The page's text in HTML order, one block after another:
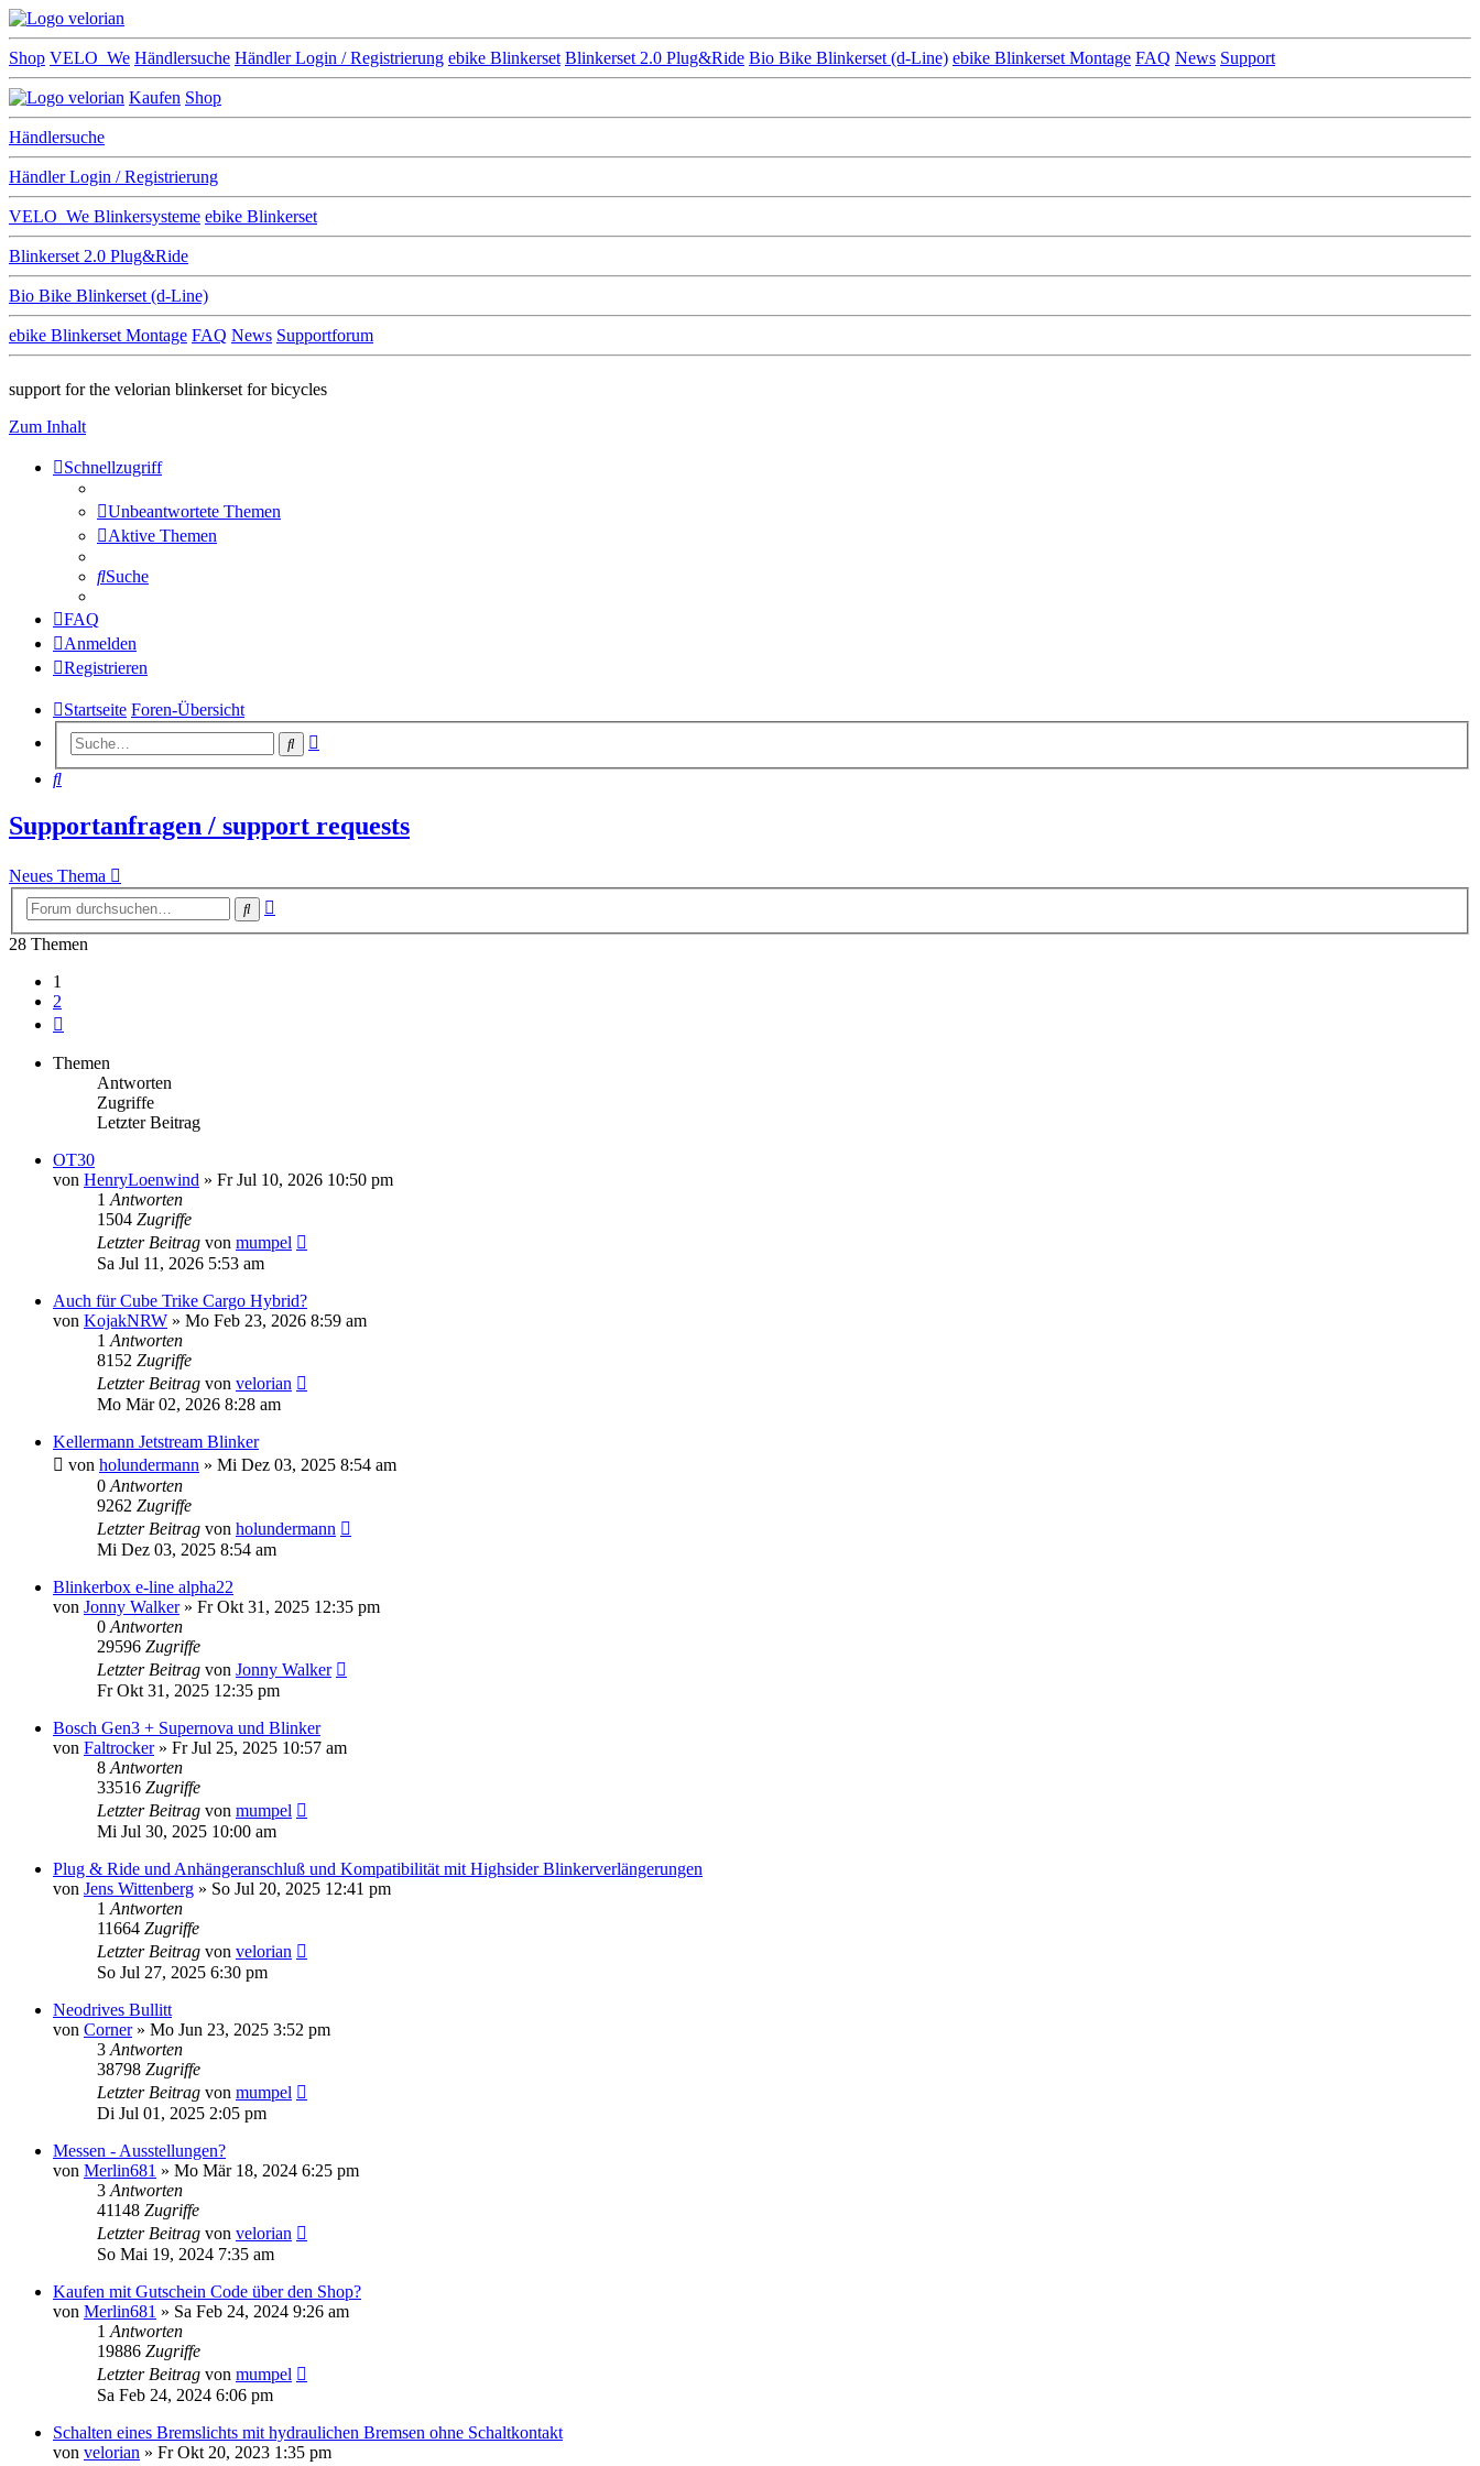
Shop VELO_We Händlersuche Händler Login / Registrierung ebike Blinkerset Blinkerset 2.0 Plug&Ride Bio Bike Blinkerset (d-Line) ebike Blinkerset Montage FAQ News Support
Kaufen Shop
Händlersuche
Händler Login / Registrierung
VELO_We Blinkersysteme ebike Blinkerset
Blinkerset 2.0 Plug&Ride
Bio Bike Blinkerset (d-Line)
ebike Blinkerset Montage FAQ News Supportforum
support for the velorian blinkerset for bicycles
Zum Inhalt
Schnellzugriff
Unbeantwortete Themen
Aktive Themen
Suche
FAQ
Anmelden
Registrieren
Startseite Foren-Übersicht
Suche
Suche
Supportanfragen / support requests
Neues Thema
Suche
28 Themen
1
2
Themen
Antworten
Zugriffe
Letzter Beitrag
OT30
von HenryLoenwind » Fr Jul 10, 2026 10:50 pm
1Antworten
1504 Zugriffe
Letzter Beitrag von mumpel
Sa Jul 11, 2026 5:53 am
Auch für Cube Trike Cargo Hybrid?
von KojakNRW » Mo Feb 23, 2026 8:59 am
1Antworten
8152 Zugriffe
Letzter Beitrag von velorian
Mo Mär 02, 2026 8:28 am
Kellermann Jetstream Blinker
von holundermann » Mi Dez 03, 2025 8:54 am
0Antworten
9262 Zugriffe
Letzter Beitrag von holundermann
Mi Dez 03, 2025 8:54 am
Blinkerbox e-line alpha22
von Jonny Walker» Fr Okt 31, 2025 12:35 pm
0Antworten
29596 Zugriffe
Letzter Beitrag von Jonny Walker
Fr Okt 31, 2025 12:35 pm
Bosch Gen3 + Supernova und Blinker
von Faltrocker» Fr Jul 25, 2025 10:57 am
8Antworten
33516 Zugriffe
Letzter Beitrag von mumpel
Mi Jul 30, 2025 10:00 am
Plug & Ride und Anhängeranschluß und Kompatibilität mit Highsider Blinkerverlängerungen
von Jens Wittenberg » So Jul 20, 2025 12:41 pm
1Antworten
11664 Zugriffe
Letzter Beitrag von velorian
So Jul 27, 2025 6:30 pm
Neodrives Bullitt
von Corner» Mo Jun 23, 2025 3:52 pm
3Antworten
38798 Zugriffe
Letzter Beitrag von mumpel
Di Jul 01, 2025 2:05 pm
Messen - Ausstellungen?
von Merlin681 » Mo Mär 18, 2024 6:25 pm
3Antworten
41148 Zugriffe
Letzter Beitrag von velorian
So Mai 19, 2024 7:35 am
Kaufen mit Gutschein Code über den Shop?
von Merlin681 » Sa Feb 24, 2024 9:26 am
1Antworten
19886 Zugriffe
Letzter Beitrag von mumpel
Sa Feb 24, 2024 6:06 pm
Schalten eines Bremslichts mit hydraulichen Bremsen ohne Schaltkontakt
von velorian » Fr Okt 20, 2023 1:35 pm